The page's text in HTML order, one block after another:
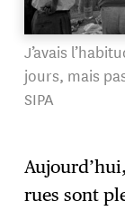
J’avais
jours, mais
SIPA
rues sont